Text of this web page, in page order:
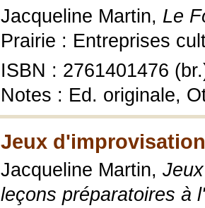
Jacqueline Martin, Le
Prairie : Entreprises
ISBN : 2761401476
Notes : Ed. originale,
Jeux
Jacqueline Martin,
leçons préparatoires à